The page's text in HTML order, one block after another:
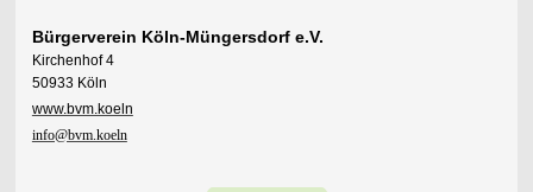
Bürgerverein Köln-Müngersdorf e.V.
Kirchenhof 4
50933 Köln
www.bvm.koeln
info@bvm.koeln